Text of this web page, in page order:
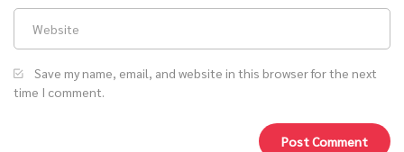
Save my name, email, and website in this browser for the next
time I comment.